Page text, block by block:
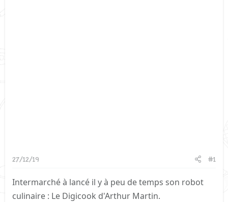
27/12/19 #1
Intermarché à lancé il y à peu de temps son robot
culinaire : Le Digicook d'Arthur Martin.